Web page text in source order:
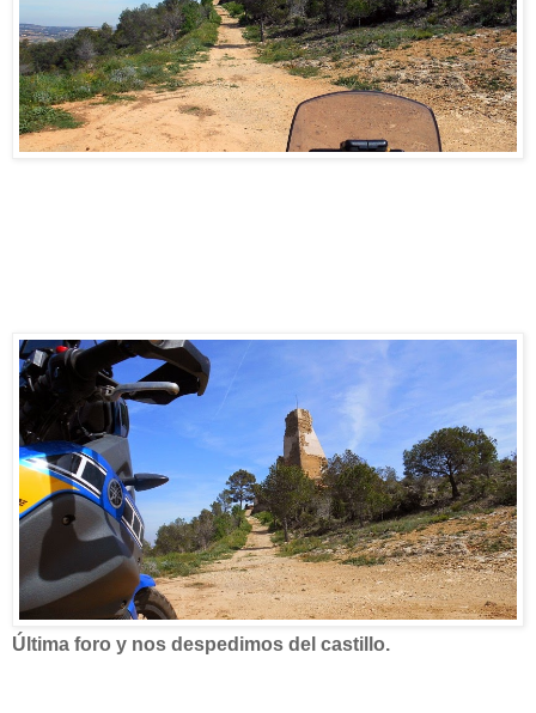
Última foro y nos despedimos del castillo.